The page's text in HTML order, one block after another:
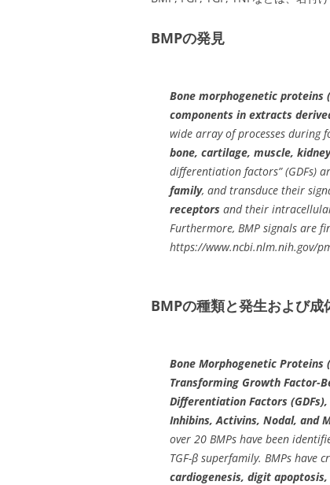
BMPの発見
Bone morphogenetic proteins
components in extracts
wide array of processes during
bone, cartilage, muscle,
differentiation factors” (GDFs)
family, and transduce their
receptors and their
Furthermore, BMP signals are
https://www.ncbi.nlm.nih.gov/
BMPの種類と発生および
Bone Morphogenetic Proteins
Transforming Growth Factor-
Differentiation Factors
Inhibins, Activins, Nodal, and
over 20 BMPs have been
TGF-β superfamily. BMPs have
cardiogenesis, digit